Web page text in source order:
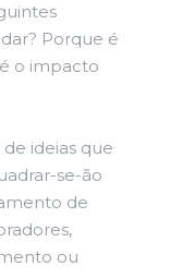
Porque é
o impacto
ideias que
se-ão
de
ou